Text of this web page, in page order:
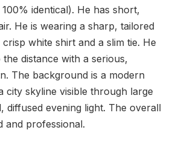
identical). He has short,
He is wearing a sharp, tailored
white shirt and a slim tie. He
distance with a serious,
The background is a modern
city skyline visible through large
diffused evening light. The overall
and professional.